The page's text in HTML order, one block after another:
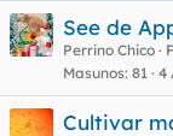
See de
Perrino Chico
Masunos 81 4
Cultivar